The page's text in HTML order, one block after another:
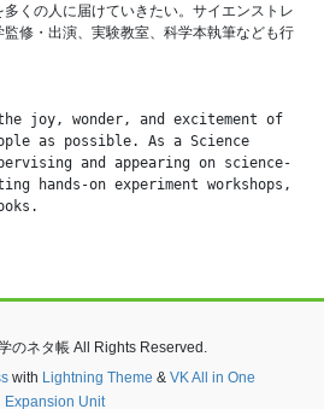
くの人に届けていきたい。サイエンストレ
修・出演、実験教室、科学本執筆なども行
joy, wonder, and excitement of
as possible. As a Science
and appearing on science-
hands-on experiment workshops,
のネタ帳 All Rights Reserved.
with Lightning Theme & VK All in One
Expansion Unit